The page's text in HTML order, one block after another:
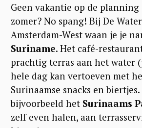
Geen vakantie op de planning
zomer? No spang! Bij De
Amsterdam-West waan je je
Suriname. Het café-
prachtig terras aan het water
hele dag kan vertoeven met
Surinaamse snacks en
bijvoorbeeld het Surinaams
zelf even halen, aan